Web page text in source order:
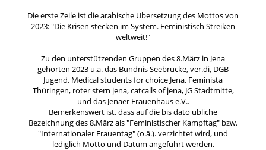
Die erste Zeile ist die arabische Übersetzung des Mottos von
2023: "Die Krisen stecken im System. Feministisch Streiken
weltweit!"
Zu den unterstützenden Gruppen des 8.März in Jena
gehörten 2023 u.a. das Bündnis Seebrücke, ver.di, DGB
Jugend, Medical students for choice Jena, Feminista
Thüringen, roter stern jena, catcalls of jena, JG Stadtmitte,
und das Jenaer Frauenhaus e.V..
Bemerkenswert ist, dass auf die bis dato übliche
Bezeichnung des 8.März als "Feministischer Kampftag" bzw.
"Internationaler Frauentag" (o.ä.). verzichtet wird, und
lediglich Motto und Datum angeführt werden.